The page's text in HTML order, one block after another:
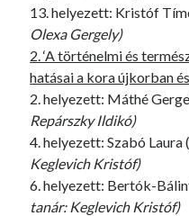
13. helyezett: Kristóf
Olexa Gergely)
2. ‘A történelmi és
hatásai a kora újkorban
2. helyezett: Máthé
Repárszky Ildikó)
4. helyezett: Szabó Laura
Keglevich Kristóf)
6. helyezett: Bertók-
tanár: Keglevich Kristóf)